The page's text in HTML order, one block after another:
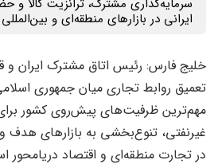
سرمایه‌گذاری مشترک، ترانزیت کالا و
ایرانی در بازارهای منطقه‌ای و
خلیج فارس: رئیس اتاق مشترک ایران
تعمیق روابط تجاری میان جمهوری
مهم‌ترین ظرفیت‌های پیش‌روی کشور
غیرنفتی، تنوع‌بخشی به بازارهای هدف
در تجارت منطقه‌ای و اقتصاد دریامحور